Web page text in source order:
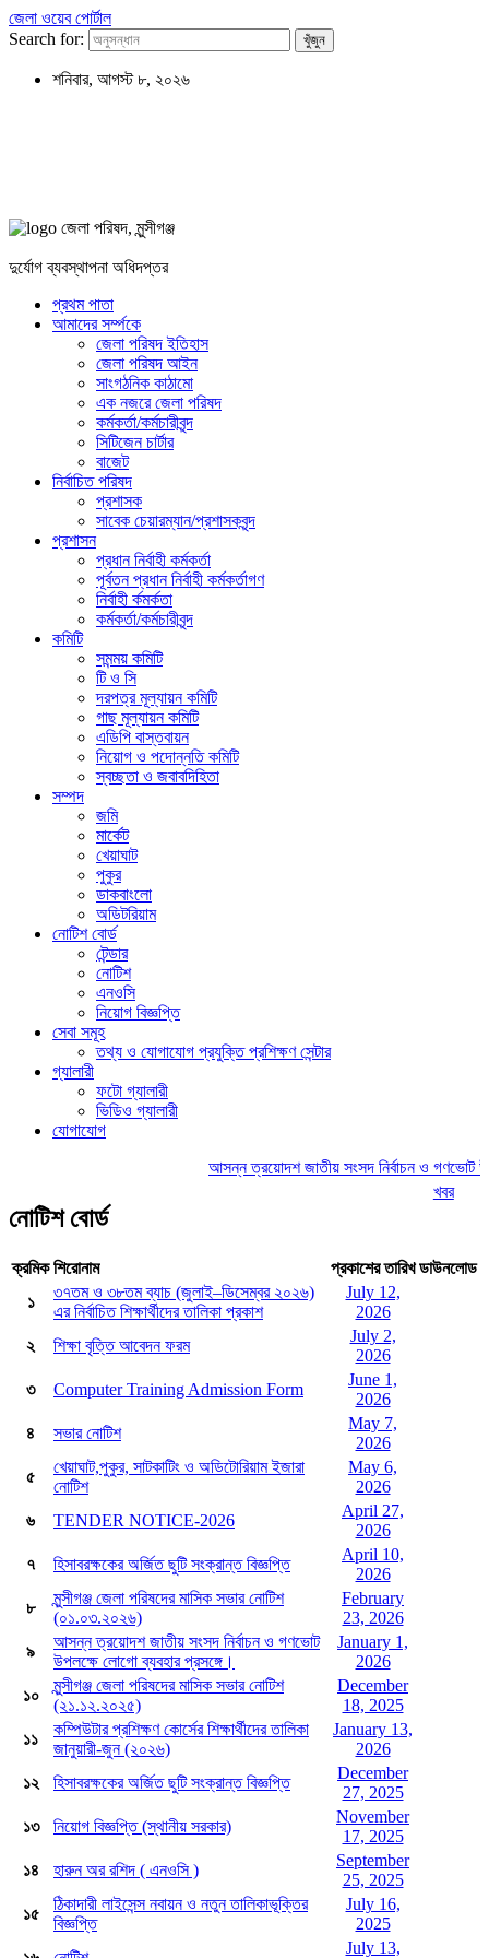
জেলা ওয়েব পোর্টাল
Search for:
শনিবার, আগস্ট ৮, ২০২৬
জেলা পরিষদ, মুন্সীগঞ্জ
দুর্যোগ ব্যবস্থাপনা অধিদপ্তর
প্রথম পাতা
আমাদের সর্ম্পকে
জেলা পরিষদ ইতিহাস
জেলা পরিষদ আইন
সাংগঠনিক কাঠামো
এক নজরে জেলা পরিষদ
কর্মকর্তা/কর্মচারীবৃন্দ
সিটিজেন চার্টার
বাজেট
নির্বাচিত পরিষদ
প্রশাসক
সাবেক চেয়ারম্যান/প্রশাসকবৃন্দ
প্রশাসন
প্রধান নির্বাহী কর্মকর্তা
পূর্বতন প্রধান নির্বাহী কর্মকর্তাগণ
নির্বাহী র্কমর্কতা
কর্মকর্তা/কর্মচারীবৃন্দ
কমিটি
সমন্ময় কমিটি
টি ও সি
দরপত্র মূল্যায়ন কমিটি
গাছ মূল্যায়ন কমিটি
এডিপি বাস্তবায়ন
নিয়োগ ও পদোন্নতি কমিটি
স্বচ্ছতা ও জবাবদিহিতা
সম্পদ
জমি
মার্কেট
খেয়াঘাট
পুকুর
ডাকবাংলো
অডিটরিয়াম
নোটিশ বোর্ড
টেন্ডার
নোটিশ
এনওসি
নিয়োগ বিজ্ঞপ্তি
সেবা সমূহ
তথ্য ও যোগাযোগ প্রযুক্তি প্রশিক্ষণ সেন্টার
গ্যালারী
ফটো গ্যালারী
ভিডিও গ্যালারী
যোগাযোগ
আসন্ন ত্রয়োদশ জাতীয় সংসদ নির্বাচন ও গণভোট
খবর
নোটিশ বোর্ড
ক্রমিক শিরোনাম প্রকাশের তারিখ ডাউনলোড
১
৩৭তম ও ৩৮তম ব্যাচ (জুলাই–ডিসেম্বর ২০২৬)
এর নির্বাচিত শিক্ষার্থীদের তালিকা প্রকাশ
July 12,
2026
২
শিক্ষা বৃত্তি আবেদন ফরম
July 2,
2026
৩
Computer Training Admission Form
June 1,
2026
৪
সভার নোটিশ
May 7,
2026
৫
খেয়াঘাট,পুকুর, সাটকাটিং ও অডিটোরিয়াম ইজারা
নোটিশ
May 6,
2026
৬
TENDER NOTICE-2026
April 27,
2026
৭
হিসাবরক্ষকের অর্জিত ছুটি সংক্রান্ত বিজ্ঞপ্তি
April 10,
2026
৮
মুন্সীগঞ্জ জেলা পরিষদের মাসিক সভার নোটিশ
(০১.০৩.২০২৬)
February
23, 2026
৯
আসন্ন ত্রয়োদশ জাতীয় সংসদ নির্বাচন ও গণভোট
উপলক্ষে লোগো ব্যবহার প্রসঙ্গে।
January 1,
2026
১০
মুন্সীগঞ্জ জেলা পরিষদের মাসিক সভার নোটিশ
(২১.১২.২০২৫)
December
18, 2025
১১
কম্পিউটার প্রশিক্ষণ কোর্সের শিক্ষার্থীদের তালিকা
জানুয়ারী-জুন (২০২৬)
January 13,
2026
১২
হিসাবরক্ষকের অর্জিত ছুটি সংক্রান্ত বিজ্ঞপ্তি
December
27, 2025
১৩
নিয়োগ বিজ্ঞপ্তি (স্থানীয় সরকার)
November
17, 2025
১৪
হারুন অর রশিদ ( এনওসি )
September
25, 2025
১৫
ঠিকাদারী লাইসেন্স নবায়ন ও নতুন তালিকাভূক্তির
বিজ্ঞপ্তি
July 16,
2025
July 13,